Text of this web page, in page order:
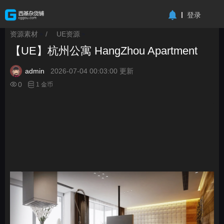
登录
资源素材 / UE资源
【UE】杭州公寓 HangZhou Apartment
admin
2026-07-04 00:03:00 更新
0
1 金币